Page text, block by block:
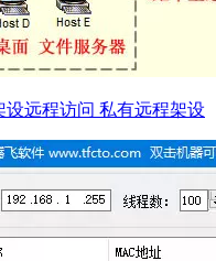
设远程访问 私有远程架设